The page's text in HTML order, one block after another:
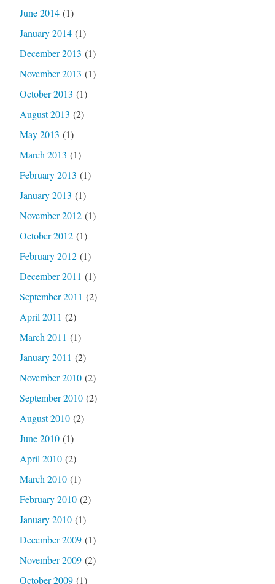
June 2014(1)
January 2014(1)
December 2013 (1)
November 2013 (1)
October 2013 (1)
August 2013 (2)
May 2013 (1)
March 2013 (1)
February 2013 (1)
January 2013 (1)
November 2012(1)
October 2012(1)
February 2012(1)
December 2011 (1)
September 2011 (2)
April 2011 (2)
March 2011 (1)
January 2011 (2)
November 2010(2)
September 2010(2)
August 2010(2)
June 2010(1)
April 2010(2)
March 2010(1)
February 2010(2)
January 2010(1)
December 2009(1)
November 2009(2)
October 2009(1)